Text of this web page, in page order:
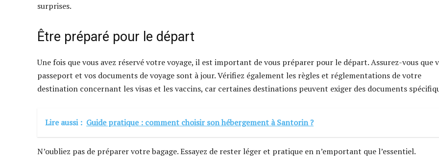
surprises.
Être préparé pour le départ
Une fois que vous avez réservé votre voyage, il est important de vous préparer pour le départ. Assurez-vous que
passeport et vos documents de voyage sont à jour. Vérifiez également les règles et réglementations de votre
destination concernant les visas et les vaccins, car certaines destinations peuvent exiger des documents
Lire aussi : Guide pratique : comment choisir son hébergement à Santorin ?
N’oubliez pas de préparer votre bagage. Essayez de rester léger et pratique en n’emportant que l’essentiel.